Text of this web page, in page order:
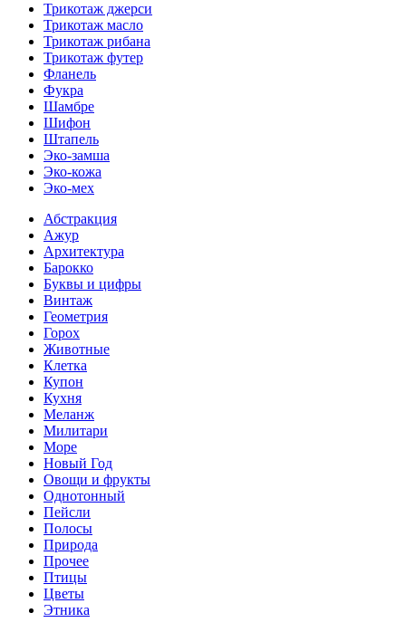
Трикотаж джерси
Трикотаж масло
Трикотаж рибана
Трикотаж футер
Фланель
Фукра
Шамбре
Шифон
Штапель
Эко-замша
Эко-кожа
Эко-мех
Абстракция
Ажур
Архитектура
Барокко
Буквы и цифры
Винтаж
Геометрия
Горох
Животные
Клетка
Купон
Кухня
Меланж
Милитари
Море
Новый Год
Овощи и фрукты
Однотонный
Пейсли
Полосы
Природа
Прочее
Птицы
Цветы
Этника